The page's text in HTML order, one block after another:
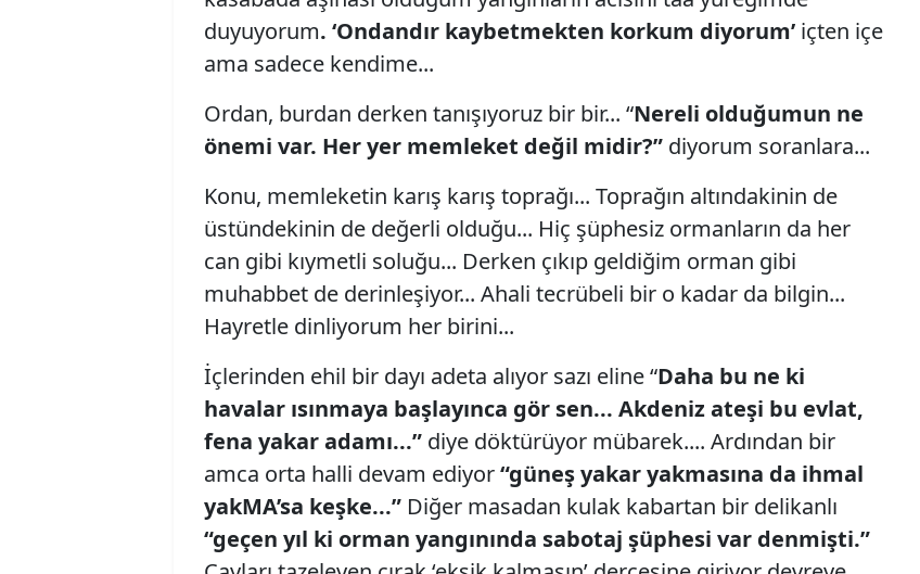
duyuyorum. ‘Ondandır kaybetmekten korkum diyorum’ içten içe
ama sadece kendime...
Ordan, burdan derken tanışıyoruz bir bir... “Nereli olduğumun ne
önemi var. Her yer memleket değil midir?” diyorum soranlara...
Konu, memleketin karış karış toprağı... Toprağın altındakinin de
üstündekinin de değerli olduğu... Hiç şüphesiz ormanların da her
can gibi kıymetli soluğu... Derken çıkıp geldiğim orman gibi
muhabbet de derinleşiyor... Ahali tecrübeli bir o kadar da bilgin...
Hayretle dinliyorum her birini...
İçlerinden ehil bir dayı adeta alıyor sazı eline “Daha bu ne ki
havalar ısınmaya başlayınca gör sen... Akdeniz ateşi bu evlat,
fena yakar adamı...” diye döktürüyor mübarek.... Ardından bir
amca orta halli devam ediyor“güneş yakar yakmasına da ihmal
yakMA’sa keşke...” Diğer masadan kulak kabartan bir delikanlı
“geçen yıl ki orman yangınında sabotaj şüphesi var denmişti.”